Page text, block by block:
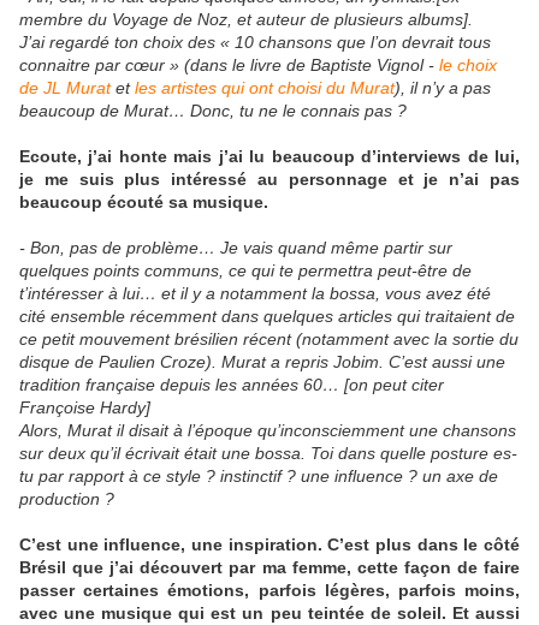
membre du Voyage de Noz, et auteur de plusieurs albums].
J’ai regardé ton choix des « 10 chansons que l’on devrait tous
connaitre par cœur » (dans le livre de Baptiste Vignol - le choix
de JL Muratetles artistes qui ont choisi du Murat), il n’y a pas
beaucoup de Murat… Donc, tu ne le connais pas ?
Ecoute, j’ai honte mais j’ai lu beaucoup d’interviews de lui,
je me suis plus intéressé au personnage et je n’ai pas
beaucoup écouté sa musique.
- Bon, pas de problème… Je vais quand même partir sur
quelques points communs, ce qui te permettra peut-être de
t’intéresser à lui… et il y a notamment la bossa, vous avez été
cité ensemble récemment dans quelques articles qui traitaient de
ce petit mouvement brésilien récent (notamment avec la sortie du
disque de Paulien Croze). Murat a repris Jobim. C’est aussi une
tradition française depuis les années 60… [on peut citer
Françoise Hardy]
Alors, Murat il disait à l’époque qu’inconsciemment une chansons
sur deux qu’il écrivait était une bossa. Toi dans quelle posture es-
tu par rapport à ce style ? instinctif ? une influence ? un axe de
production ?
C’est une influence, une inspiration. C’est plus dans le côté
Brésil que j’ai découvert par ma femme, cette façon de faire
passer certaines émotions, parfois légères, parfois moins,
avec une musique qui est un peu teintée de soleil. Et aussi